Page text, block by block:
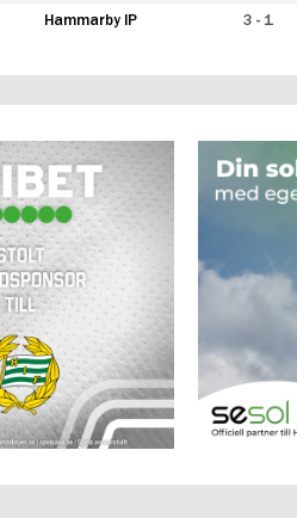
Hammarby IP 3 - 1